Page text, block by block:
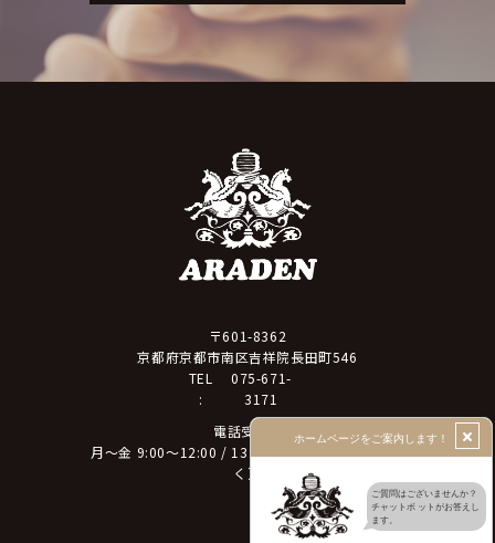
〒601-8362
京都府京都市南区吉祥院長田町546
TEL
:
075-671-
3171
電話受付：
月～金 9:00～12:00 / 13:00～17:30（土日祝を除
く）